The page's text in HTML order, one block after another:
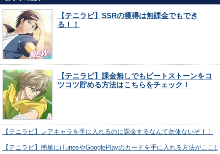
【テニラビ】SSRの獲得は無課金でもでき
る！！
【テニラビ】課金無しでもビートストーンをコ
ツコツ貯める方法はこちらをチェック！
【テニラビ】レアキャラを手に入れるのに課金するなんて勿体ないぞ！！
【テニラビ】簡単にiTunesやGooglePlayのカードを手に入れる方法がここ